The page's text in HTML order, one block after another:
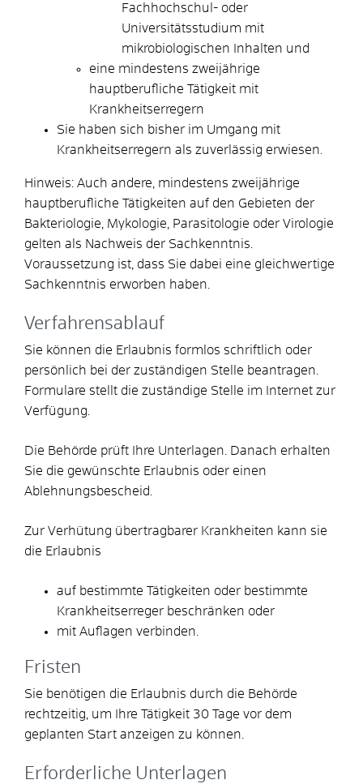
Fachhochschul- oder
Universitätsstudium mit
mikrobiologischen Inhalten und
eine mindestens zweijährige
hauptberufliche Tätigkeit mit
Krankheitserregern
Sie haben sich bisher im Umgang mit
Krankheitserregern als zuverlässig erwiesen.
Hinweis: Auch andere, mindestens zweijährige
hauptberufliche Tätigkeiten auf den Gebieten der
Bakteriologie, Mykologie, Parasitologie oder Virologie
gelten als Nachweis der Sachkenntnis.
Voraussetzung ist, dass Sie dabei eine gleichwertige
Sachkenntnis erworben haben.
Verfahrensablauf
Sie können die Erlaubnis formlos schriftlich oder
persönlich bei der zuständigen Stelle beantragen.
Formulare stellt die zuständige Stelle im Internet zur
Verfügung.
Die Behörde prüft Ihre Unterlagen. Danach erhalten
Sie die gewünschte Erlaubnis oder einen
Ablehnungsbescheid.
Zur Verhütung übertragbarer Krankheiten kann sie
die Erlaubnis
auf bestimmte Tätigkeiten oder bestimmte
Krankheitserreger beschränken oder
mit Auflagen verbinden.
Fristen
Sie benötigen die Erlaubnis durch die Behörde
rechtzeitig, um Ihre Tätigkeit 30 Tage vor dem
geplanten Start anzeigen zu können.
Erforderliche Unterlagen